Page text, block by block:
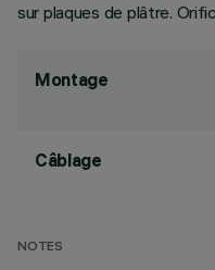
sur plaques de plâtre.
Montage
Câblage
NOTES